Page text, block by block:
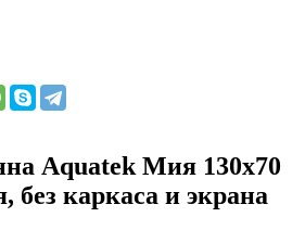
Aquatek Мия 130x70
без каркаса и экрана